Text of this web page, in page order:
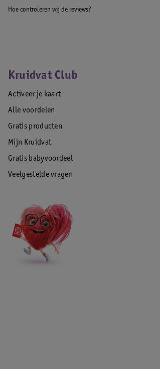
Hoe controleren wij de reviews?
Kruidvat Club
Activeer je kaart
Alle voordelen
Gratis producten
Mijn Kruidvat
Gratis babyvoordeel
Veelgestelde vragen